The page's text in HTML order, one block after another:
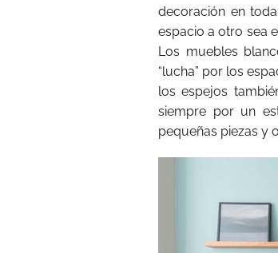
decoración en
espacio a otro sea
Los muebles
“lucha” por los
los espejos
siempre por un
pequeñas piezas y